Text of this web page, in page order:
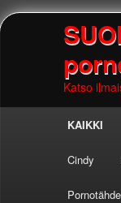
Katso
Skip to
primary
Skip to
KAIKKI
Cindy